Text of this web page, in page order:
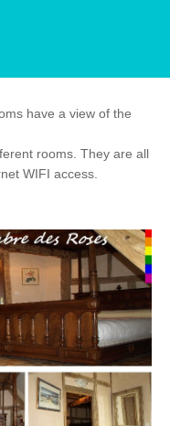
have a view of the
rooms. They are all
WIFI access.